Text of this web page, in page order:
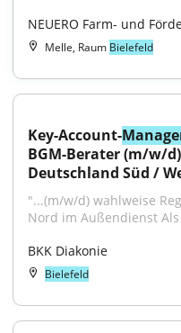
NEUERO Farm- und
Melle, Raum Bielefeld
Key-Account-
BGM-Berater (m/w/
Deutschland Süd /
"...(m/w/d) wahlweise
Nord im Außendienst Als
BKK Diakonie
Bielefeld